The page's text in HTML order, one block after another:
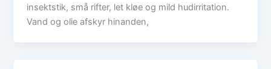
insektstik, små rifter, let kløe og mild hudirritation.
Vand og olie afskyr hinanden,